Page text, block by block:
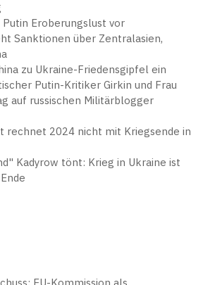
Eroberungslust vor
Sanktionen über Zentralasien,
zu Ukraine-Friedensgipfel ein
Putin-Kritiker Girkin und Frau
auf russischen Militärblogger
rechnet 2024 nicht mit Kriegsende in
Kadyrow tönt: Krieg in Ukraine ist